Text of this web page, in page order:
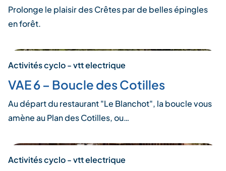
Prolonge le plaisir des Crêtes par de belles épingles
en forêt.
Activités cyclo - vtt electrique
VAE 6 – Boucle des Cotilles
Au départ du restaurant "Le Blanchot", la boucle vous
amène au Plan des Cotilles, ou…
Activités cyclo - vtt electrique